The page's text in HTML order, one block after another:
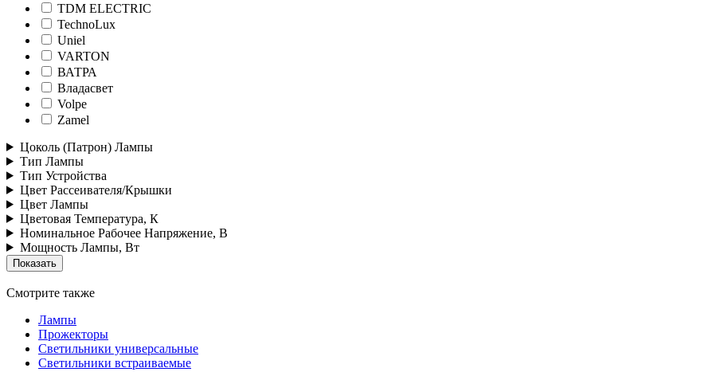
TDM ELECTRIC
TechnoLux
Uniel
VARTON
ВАТРА
Владасвет
Volpe
Zamel
Цоколь (Патрон) Лампы
Тип Лампы
Тип Устройства
Цвет Рассеивателя/Крышки
Цвет Лампы
Цветовая Температура, К
Номинальное Рабочее Напряжение, В
Мощность Лампы, Вт
Смотрите также
Лампы
Прожекторы
Светильники универсальные
Светильники встраиваемые